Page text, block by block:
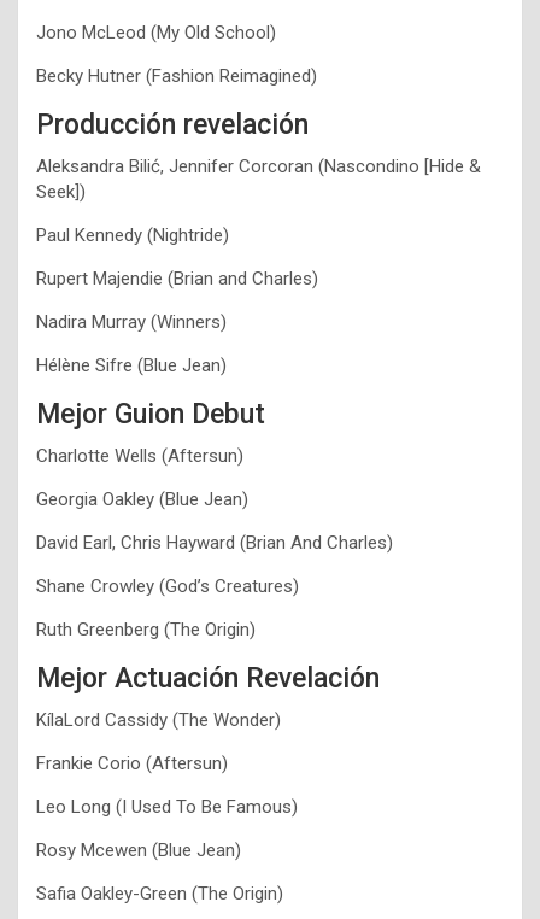
Jono McLeod (My Old School)
Becky Hutner (Fashion Reimagined)
Producción revelación
Aleksandra Bilić, Jennifer Corcoran (Nascondino [Hide &
Seek])
Paul Kennedy (Nightride)
Rupert Majendie (Brian and Charles)
Nadira Murray (Winners)
Hélène Sifre (Blue Jean)
Mejor Guion Debut
Charlotte Wells (Aftersun)
Georgia Oakley (Blue Jean)
David Earl, Chris Hayward (Brian And Charles)
Shane Crowley (God’s Creatures)
Ruth Greenberg (The Origin)
Mejor Actuación Revelación
KílaLord Cassidy (The Wonder)
Frankie Corio (Aftersun)
Leo Long (I Used To Be Famous)
Rosy Mcewen (Blue Jean)
Safia Oakley-Green (The Origin)